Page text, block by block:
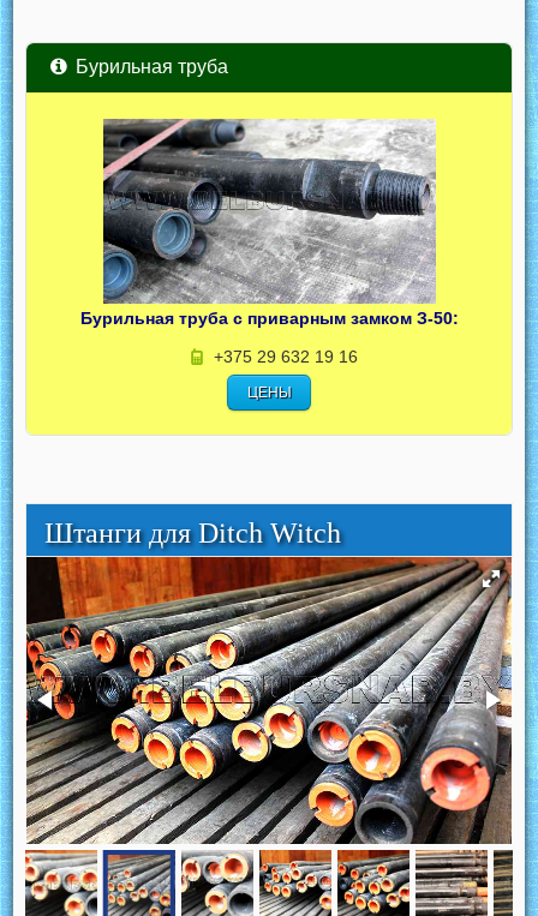
Бурильная труба
Бурильная труба с приварным замком З-50:
+375 29 632 19 16
ЦЕНЫ
Штанги для Ditch Witch